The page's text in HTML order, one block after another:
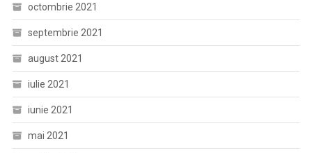
octombrie 2021
septembrie 2021
august 2021
iulie 2021
iunie 2021
mai 2021